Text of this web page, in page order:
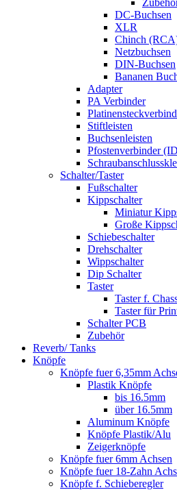
DC-Buchsen
XLR
Chinch
Netzbuchsen
DIN-Buchsen
Bananen
Adapter
PA Verbinder
Stiftleisten
Buchsenleisten
Pfostenverbinder
Schalter/Taster
Fußschalter
Kippschalter
Miniatur
Große
Schiebeschalter
Drehschalter
Wippschalter
Dip Schalter
Taster
Taster f.
Taster für
Schalter PCB
Zubehör
Reverb/ Tanks
Knöpfe
Knöpfe fuer 6,35mm
Plastik Knöpfe
bis 16.5mm
über 16.5mm
Aluminum Knöpfe
Knöpfe Plastik/Alu
Zeigerknöpfe
Knöpfe fuer 6mm Achsen
Knöpfe fuer 18-Zahn
Knöpfe f. Schieberegler